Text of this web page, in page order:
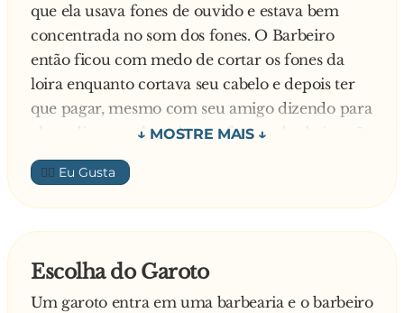
que ela usava fones de ouvido e estava bem
concentrada no som dos fones. O Barbeiro
então ficou com medo de cortar os fones da
loira enquanto cortava seu cabelo e depois ter
que pagar, mesmo com seu amigo dizendo para
ele pedir para ela retirar os fones o barbeiro não
pediu e começou a cortar o cabelo da loira e
tentou ter um dialógo com ela:
— Como você quer o corte?
— Está ficando bom assim ?
E a loira permaneceu concentrada no som que
saia dos fones e não respondia a nenhuma
👍🏼
Escolha do Garoto
Um garoto entra em uma barbearia e o barbeiro